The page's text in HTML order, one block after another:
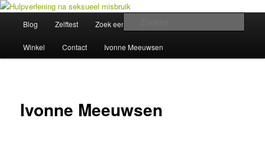
Spring
primaire
inhoudHulpverlening na seksueel misbruik
Wegwijzer in Traumaland
Blog Zelftest Zoek een hulpverlener
Winkel Contact Ivonne Meeuwsen
Ivonne Meeuwsen